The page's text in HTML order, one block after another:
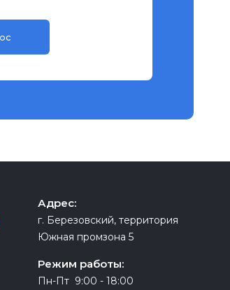
Адрес:
г. Березовский, территория
Южная промзона 5
Режим работы:
Пн-Пт 9:00 - 18:00